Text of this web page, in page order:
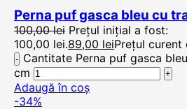
Perna puf gasca bleu cu
100,00lei Prețul inițial a fost:
100,00 lei.89,00 leiPrețul curent
Cantitate Perna puf gasca
cm
Adaugă în coș
-34%